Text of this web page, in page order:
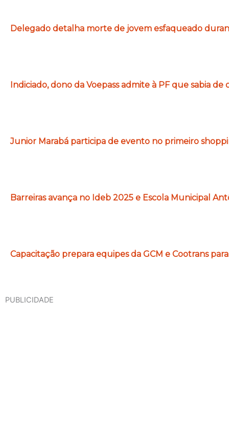
Delegado detalha morte de jovem esfaqueado
Indiciado, dono da Voepass admite à PF que sabia
Junior Marabá participa de evento no primeiro
Barreiras avança no Ideb 2025 e Escola Municipal
Capacitação prepara equipes da GCM e Cootrans
PUBLICIDADE